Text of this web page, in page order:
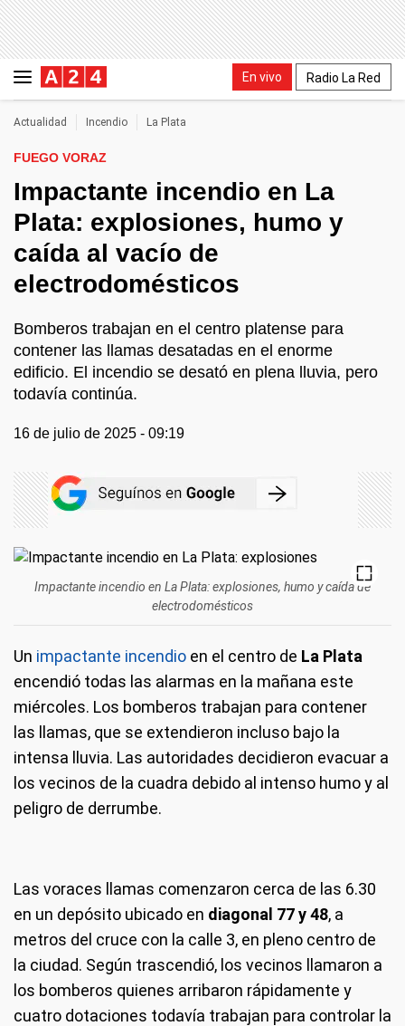
En vivo Radio La Red
Actualidad Incendio La Plata
FUEGO VORAZ
Impactante incendio en La
Plata: explosiones, humo y
caída al vacío de
electrodomésticos
Bomberos trabajan en el centro platense para
contener las llamas desatadas en el enorme
edificio. El incendio se desató en plena lluvia, pero
todavía continúa.
16 de julio de 2025 - 09:19
Impactante incendio en La Plata: explosiones, humo y caída de
electrodomésticos
Un impactante incendio en el centro de La Plata
encendió todas las alarmas en la mañana este
miércoles. Los bomberos trabajan para contener
las llamas, que se extendieron incluso bajo la
intensa lluvia. Las autoridades decidieron evacuar a
los vecinos de la cuadra debido al intenso humo y al
peligro de derrumbe.
Las voraces llamas comenzaron cerca de las 6.30
en un depósito ubicado en diagonal 77 y 48, a
metros del cruce con la calle 3, en pleno centro de
la ciudad. Según trascendió, los vecinos llamaron a
los bomberos quienes arribaron rápidamente y
cuatro dotaciones todavía trabajan para controlar la